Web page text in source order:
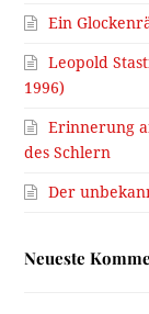
Ein
Leopold
1996)
Erinnerung
des Schlern
Der
Neueste